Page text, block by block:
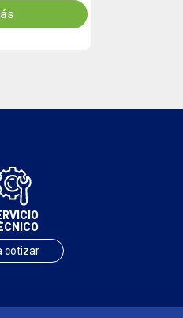
cotizar